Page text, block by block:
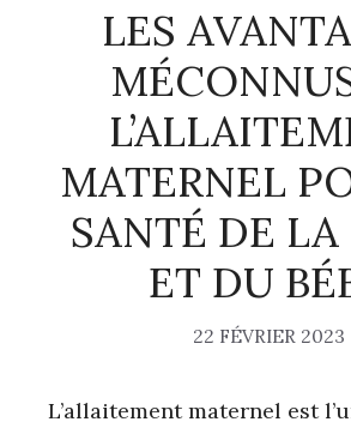
LES
MATERNEL
SANTÉ DE LA
ET DU
22 FÉVRIER 2023
L’allaitement maternel est